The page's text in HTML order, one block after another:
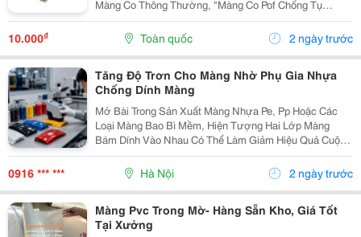
Màng Co Thông Thường, "Màng Co Pof Chống Tụ
Sương (Anti-Fog)" Được Thiết Kế Với Lớp Phụ Gia Đặc
Biệt Giúp Hạn Chế Hơi Nước Ngưng Tụ Trên Bề Mặt...
10.000₫ Toàn quốc 2 ngày trước
Tăng Độ Trơn Cho Màng Nhờ Phụ Gia Nhựa
Chống Dính Màng
Mở Bài Trong Sản Xuất Màng Nhựa Pe, Pp Hoặc Các
Loại Màng Bao Bì Mềm, Hiện Tượng Hai Lớp Màng
Bám Dính Vào Nhau Có Thể Làm Giảm Hiệu Quả Cuộn
Màng, Gây Khó Khăn Cho Quá Trình Đóng Gói Và Ảnh
Hưởng Đến Năng Suất Sản Xuất. Để Khắc Phục Tình
Trạng...
0916 *** *** Hà Nội 2 ngày trước
Màng Pvc Trong Mờ- Hàng Sẵn Kho, Giá Tốt
Tại Xưởng